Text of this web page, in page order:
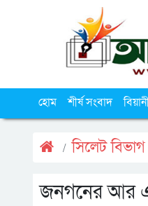
হোম শীর্ষ সংবাদ
সিলেট বিভাগ
জনগনের আর